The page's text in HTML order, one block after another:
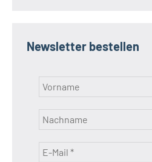
Newsletter bestellen